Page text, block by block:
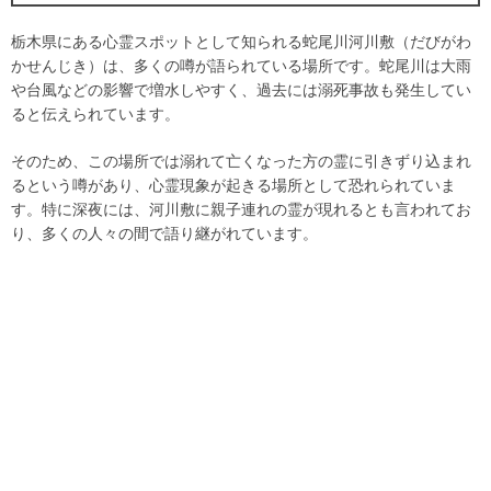
栃木県にある心霊スポットとして知られる蛇尾川河川敷（だびがわ
かせんじき）は、多くの噂が語られている場所です。蛇尾川は大雨
や台風などの影響で増水しやすく、過去には溺死事故も発生してい
ると伝えられています。
そのため、この場所では溺れて亡くなった方の霊に引きずり込まれ
るという噂があり、心霊現象が起きる場所として恐れられていま
す。特に深夜には、河川敷に親子連れの霊が現れるとも言われてお
り、多くの人々の間で語り継がれています。